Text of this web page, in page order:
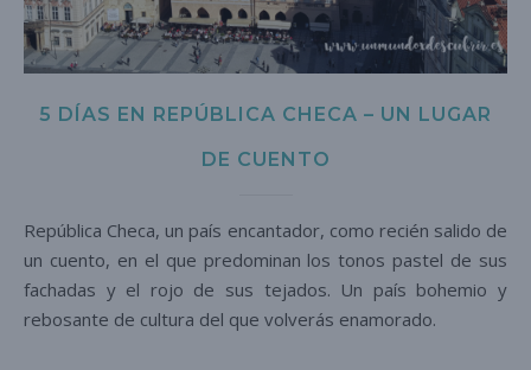
5 DÍAS EN REPÚBLICA CHECA – UN LUGAR
DE CUENTO
República Checa, un país encantador, como recién salido de
un cuento, en el que predominan los tonos pastel de sus
fachadas y el rojo de sus tejados. Un país bohemio y
rebosante de cultura del que volverás enamorado.